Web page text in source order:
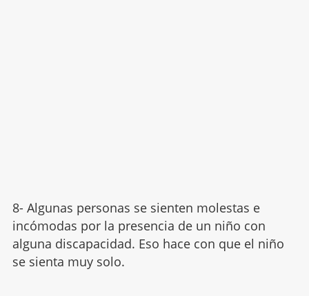
8- Algunas personas se sienten molestas e
incómodas por la presencia de un niño con
alguna discapacidad. Eso hace con que el niño
se sienta muy solo.